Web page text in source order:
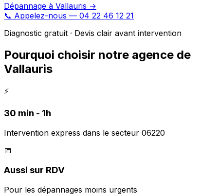
Dépannage à Vallauris →
📞 Appelez-nous — 04 22 46 12 21
Diagnostic gratuit · Devis clair avant intervention
Pourquoi choisir notre agence de
Vallauris
⚡
30 min - 1h
Intervention express dans le secteur 06220
📅
Aussi sur RDV
Pour les dépannages moins urgents